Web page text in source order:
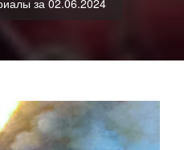
за 02.06.2024